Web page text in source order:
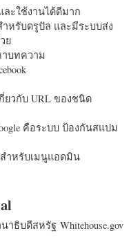
ะใช้งานได้ดีมาก
ำหรับดรูปัล และมีระบบส่ง
ย
บทความ
ยวกับ URL ของชนิด
คือระบบ ป้องกันสแปม
ำหรับเมนูแอดมิน
าธิบดีสหรัฐ Whitehouse.gov